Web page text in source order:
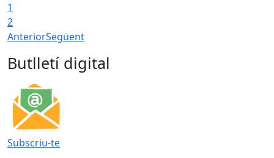
1
2
AnteriorSegüent
Butlletí digital
Subscriu-te